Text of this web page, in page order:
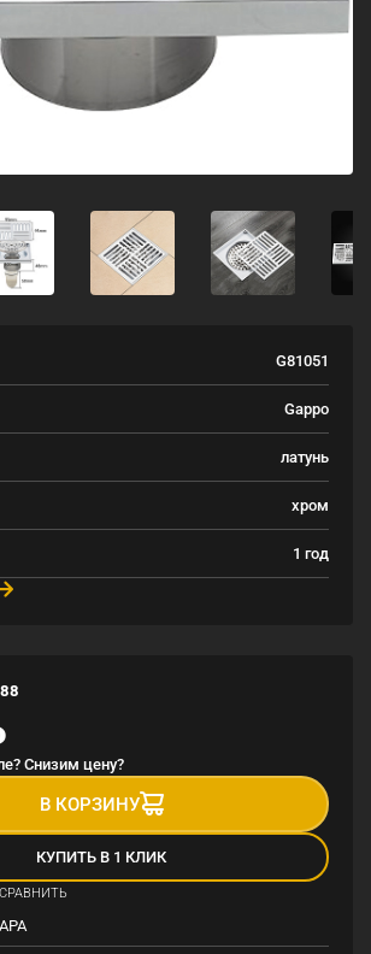
G81051
Gappo
латунь
хром
1 год
Снизим цену?
В КОРЗИНУ
КУПИТЬ В 1 КЛИК
СРАВНИТЬ